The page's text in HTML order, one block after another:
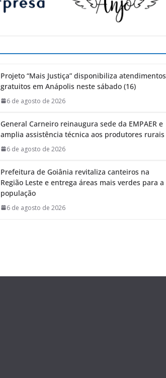
Projeto “Mais Justiça” disponibiliza atendimentos
gratuitos em Anápolis neste sábado (16)
6 de agosto de 2026
General Carneiro reinaugura sede da EMPAER e
amplia assistência técnica aos produtores rurais
6 de agosto de 2026
Prefeitura de Goiânia revitaliza canteiros na
Região Leste e entrega áreas mais verdes para a
população
6 de agosto de 2026